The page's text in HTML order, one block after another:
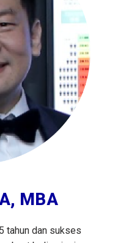
MBA
tahun dan sukses